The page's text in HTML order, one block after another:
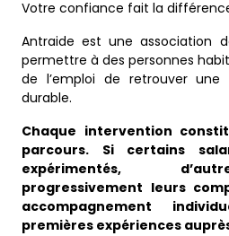
Votre confiance fait la
Antraide est une association
permettre à des personnes
de l’emploi de retrouver une
durable.
Chaque intervention
parcours. Si certains
expérimentés,
progressivement leurs
accompagnement
premières expériences